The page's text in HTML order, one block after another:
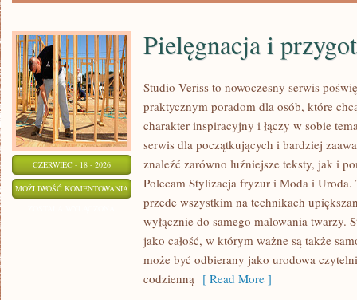
CZERWIEC - 18 - 2026
MOŻLIWOŚĆ KOMENTOWANIA PIELĘGNACJA
PRZYGOTOWANIE
SKÓRY
Pielęgnacja i
Studio Veriss to nowoczesny serwis
praktycznym poradom dla osób, które
charakter inspiracyjny i łączy w sobie
serwis dla początkujących i bardziej
znaleźć zarówno luźniejsze teksty, jak i
Polecam Stylizacja fryzur i Moda i Uroda.
przede wszystkim na technikach
wyłącznie do samego malowania twarzy.
jako całość, w którym ważne są także
może być odbierany jako urodowa
codzienną [ Read More ]